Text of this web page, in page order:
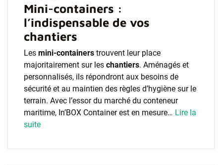
Mini-containers :
l’indispensable de vos
chantiers
Les mini-containers trouvent leur place
majoritairement sur les chantiers. Aménagés et
personnalisés, ils répondront aux besoins de
sécurité et au maintien des règles d’hygiène sur le
terrain. Avec l’essor du marché du conteneur
maritime, In’BOX Container est en mesure… Lire la
suite